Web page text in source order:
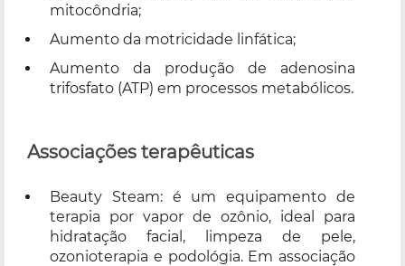
mitocôndria;
Aumento da motricidade linfática;
Aumento da produção de adenosina
trifosfato (ATP) em processos metabólicos.
Associações terapêuticas
Beauty Steam: é um equipamento de
terapia por vapor de ozônio, ideal para
hidratação facial, limpeza de pele,
ozonioterapia e podológia. Em associação